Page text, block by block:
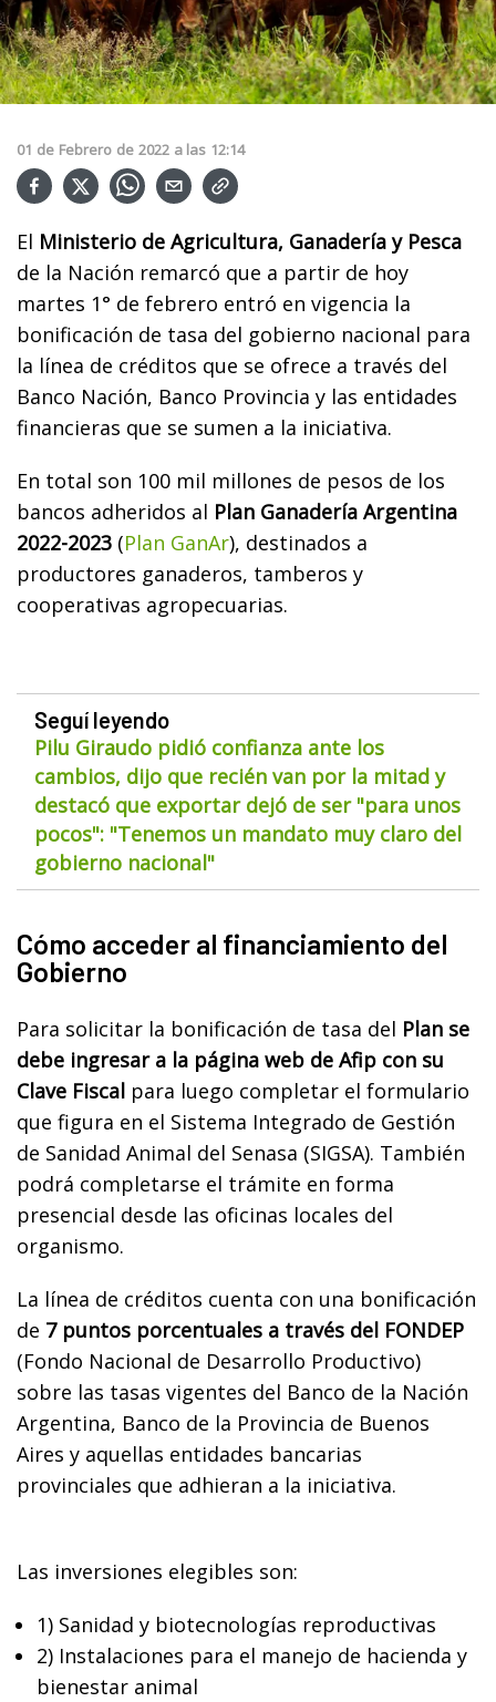
01 de Febrero de 2022 a las 12:14
El Ministerio de Agricultura, Ganadería y Pesca
de la Nación remarcó que a partir de hoy
martes 1° de febrero entró en vigencia la
bonificación de tasa del gobierno nacional para
la línea de créditos que se ofrece a través del
Banco Nación, Banco Provincia y las entidades
financieras que se sumen a la iniciativa.
En total son 100 mil millones de pesos de los
bancos adheridos al Plan Ganadería Argentina
2022-2023 (Plan GanAr), destinados a
productores ganaderos, tamberos y
cooperativas agropecuarias.
Seguí leyendo
Pilu Giraudo pidió confianza ante los
cambios, dijo que recién van por la mitad y
destacó que exportar dejó de ser "para unos
pocos": "Tenemos un mandato muy claro del
gobierno nacional"
Cómo acceder al financiamiento del
Gobierno
Para solicitar la bonificación de tasa del Plan se
debe ingresar a la página web de Afip con su
Clave Fiscal para luego completar el formulario
que figura en el Sistema Integrado de Gestión
de Sanidad Animal del Senasa (SIGSA). También
podrá completarse el trámite en forma
presencial desde las oficinas locales del
organismo.
La línea de créditos cuenta con una bonificación
de 7 puntos porcentuales a través del FONDEP
(Fondo Nacional de Desarrollo Productivo)
sobre las tasas vigentes del Banco de la Nación
Argentina, Banco de la Provincia de Buenos
Aires y aquellas entidades bancarias
provinciales que adhieran a la iniciativa.
Las inversiones elegibles son:
1) Sanidad y biotecnologías reproductivas
2) Instalaciones para el manejo de hacienda y
bienestar animal